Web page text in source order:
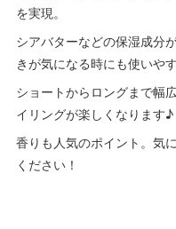
を実現。
シアバターなどの保湿成分
きが気になる時にも使いや
ショートからロングまで幅
イリングが楽しくなります♪
香りも人気のポイント。気
ください！